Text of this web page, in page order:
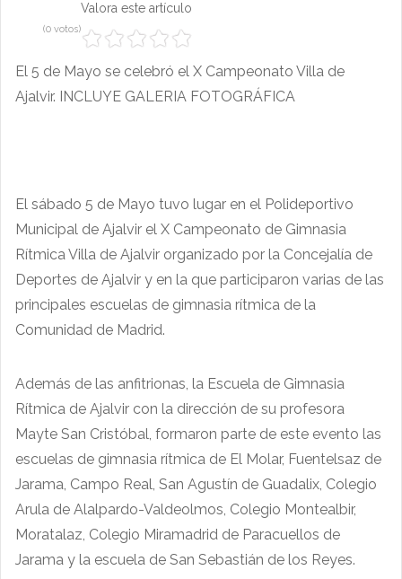
Valora este artículo
(0 votos)
El 5 de Mayo se celebró el X Campeonato Villa de
Ajalvir. INCLUYE GALERIA FOTOGRÁFICA
El sábado 5 de Mayo tuvo lugar en el Polideportivo
Municipal de Ajalvir el X Campeonato de Gimnasia
Rítmica Villa de Ajalvir organizado por la Concejalía de
Deportes de Ajalvir y en la que participaron varias de las
principales escuelas de gimnasia rítmica de la
Comunidad de Madrid.
Además de las anfitrionas, la Escuela de Gimnasia
Rítmica de Ajalvir con la dirección de su profesora
Mayte San Cristóbal, formaron parte de este evento las
escuelas de gimnasia rítmica de El Molar, Fuentelsaz de
Jarama, Campo Real, San Agustín de Guadalix, Colegio
Arula de Alalpardo-Valdeolmos, Colegio Montealbir,
Moratalaz, Colegio Miramadrid de Paracuellos de
Jarama y la escuela de San Sebastián de los Reyes.